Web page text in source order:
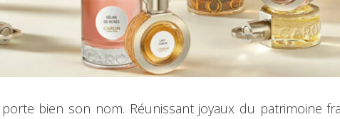
bien son nom. Réunissant joyaux du patrimoine